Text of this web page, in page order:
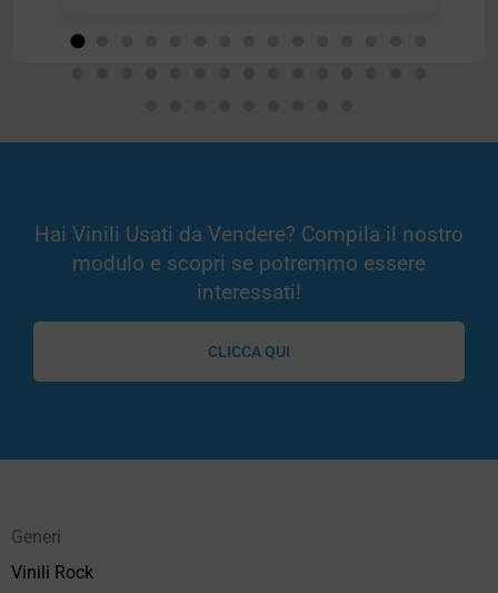
Hai Vinili Usati da Vendere? Compila il nostro
modulo e scopri se potremmo essere
interessati!
CLICCA QUI
Generi
Vinili Rock